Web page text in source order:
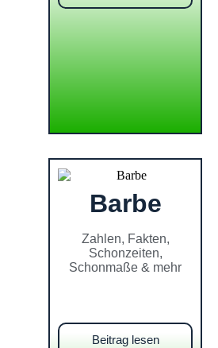
Barbe
Zahlen, Fakten,
Schonzeiten,
Schonmaße & mehr
Beitrag lesen